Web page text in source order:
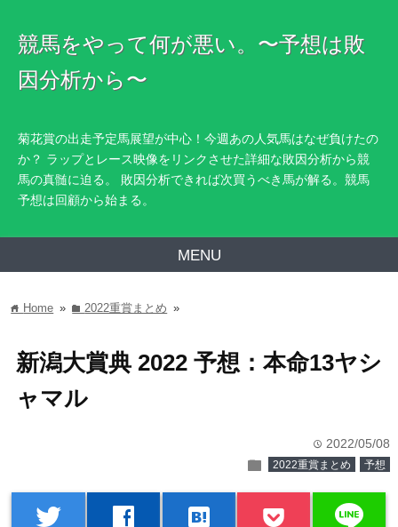
競馬をやって何が悪い。〜予想は敗
因分析から〜
菊花賞の出走予定馬展望が中心！今週あの人気馬はなぜ負けたの
か？ ラップとレース映像をリンクさせた詳細な敗因分析から競
馬の真髄に迫る。 敗因分析できれば次買うべき馬が解る。競馬
予想は回顧から始まる。
MENU
home Home » folder2022重賞まとめ »
新潟大賞典 2022 予想：本命13ヤシ
ャマル
time 2022/05/08
folder 2022重賞まとめ 予想
twitter facebook hatenabookmark line